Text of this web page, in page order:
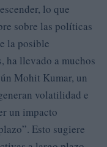
lo que
sobre las políticas
la posible
ha llevado a muchos
Mohit Kumar, un
volatilidad e
un impacto
Esto sugiere